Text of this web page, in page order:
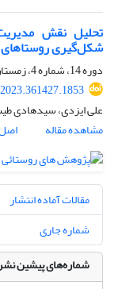
تحلیل نقش
شکل‌گیری روستاهای
دوره 14، شماره 4، زمستان 1402، صفحه
علی ایزدی، سیدهادی
مشاهده مقاله
مقالات آماده انتشار
شماره جاری
شماره‌های پیشین